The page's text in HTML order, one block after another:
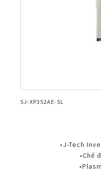
SJ-XP352AE-SL
•J-Tech
•Chế